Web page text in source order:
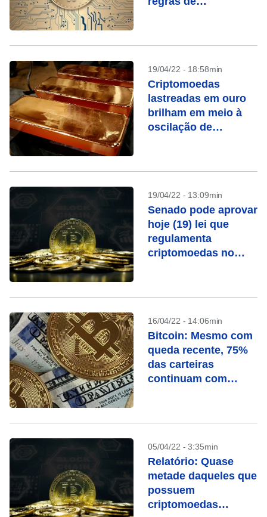
19/04/22 - 18:58min
Criptomoedas
lastreadas em ouro
brilham em meio à
oscilação de
19/04/22 - 13:09min
Senado pode aprovar
hoje (19) lei que
regulamenta
criptomoedas no
16/04/22 - 14:06min
Bitcoin: Mesmo com
queda recente, 75%
das carteiras
continuam com
05/04/22 - 3:35min
Relatório: Quase
metade daqueles que
possuem
criptomoedas